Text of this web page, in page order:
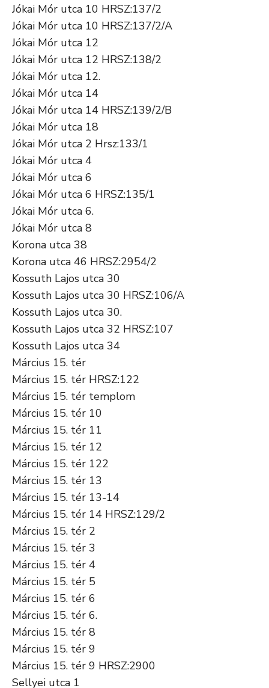
Jókai Mór utca 10 HRSZ:137/2
Jókai Mór utca 10 HRSZ:137/2/A
Jókai Mór utca 12
Jókai Mór utca 12 HRSZ:138/2
Jókai Mór utca 12.
Jókai Mór utca 14
Jókai Mór utca 14 HRSZ:139/2/B
Jókai Mór utca 18
Jókai Mór utca 2 Hrsz:133/1
Jókai Mór utca 4
Jókai Mór utca 6
Jókai Mór utca 6 HRSZ:135/1
Jókai Mór utca 6.
Jókai Mór utca 8
Korona utca 38
Korona utca 46 HRSZ:2954/2
Kossuth Lajos utca 30
Kossuth Lajos utca 30 HRSZ:106/A
Kossuth Lajos utca 30.
Kossuth Lajos utca 32 HRSZ:107
Kossuth Lajos utca 34
Március 15. tér
Március 15. tér HRSZ:122
Március 15. tér templom
Március 15. tér 10
Március 15. tér 11
Március 15. tér 12
Március 15. tér 122
Március 15. tér 13
Március 15. tér 13-14
Március 15. tér 14 HRSZ:129/2
Március 15. tér 2
Március 15. tér 3
Március 15. tér 4
Március 15. tér 5
Március 15. tér 6
Március 15. tér 6.
Március 15. tér 8
Március 15. tér 9
Március 15. tér 9 HRSZ:2900
Sellyei utca 1